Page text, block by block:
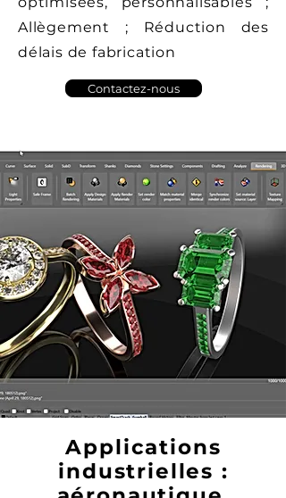
Allègement ; Réduction des
délais de fabrication
Contactez-nous
Applications
industrielles :